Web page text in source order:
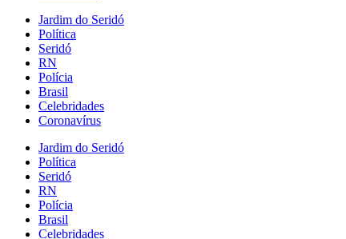
Jardim do Seridó
Política
Seridó
RN
Polícia
Brasil
Celebridades
Coronavírus
Jardim do Seridó
Política
Seridó
RN
Polícia
Brasil
Celebridades